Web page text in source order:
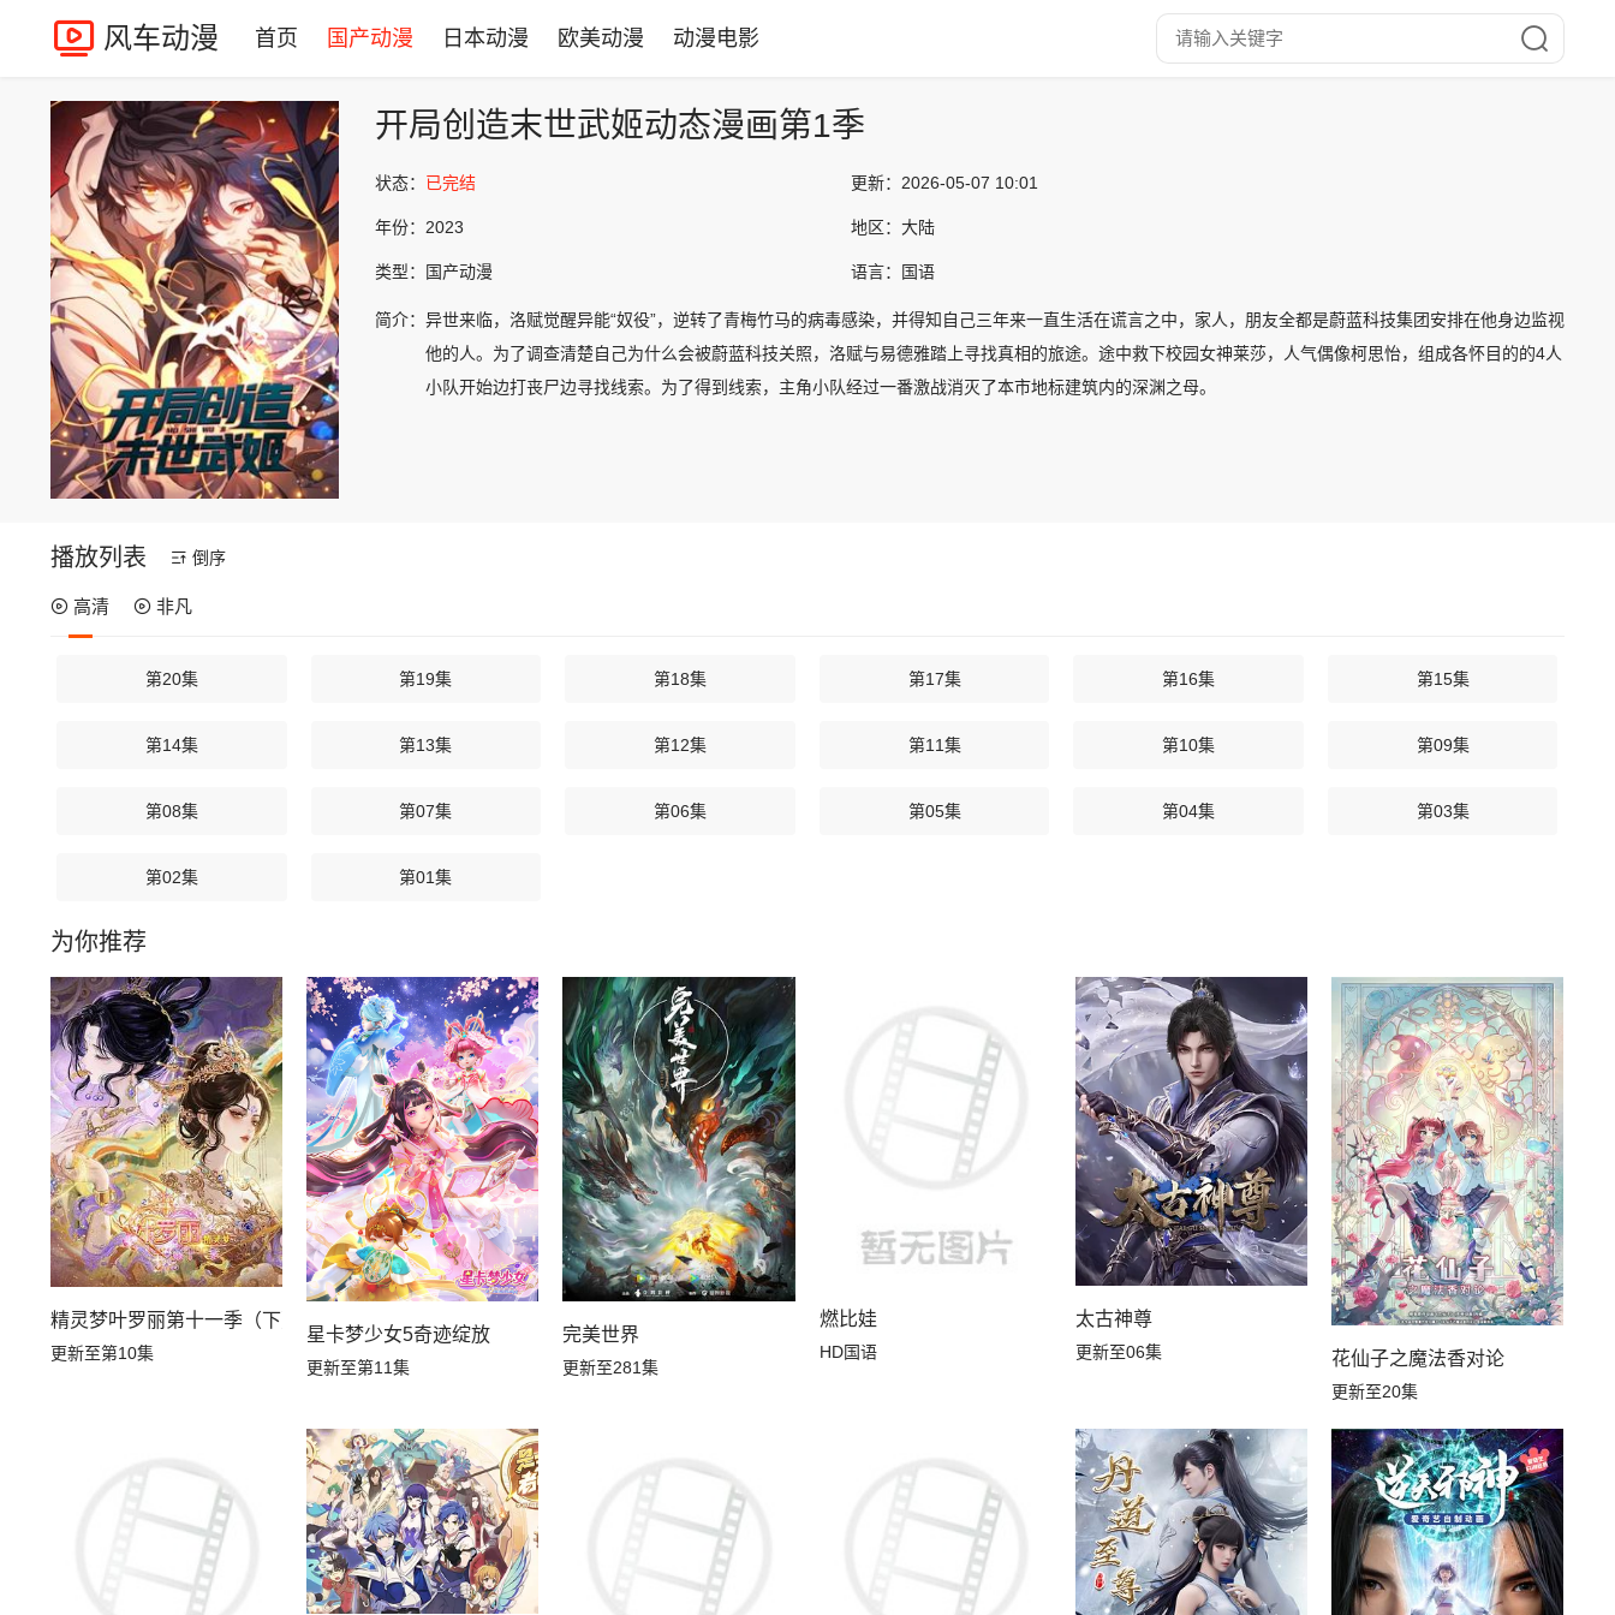
风车动漫 首页 国产动漫 日本动漫 欧美动漫 动漫电影
开局创造末世武姬动态漫画第1季
状态： 已完结 更新： 2026-05-07 10:01
年份： 2023 地区： 大陆
类型： 国产动漫 语言： 国语
简介： 异世来临，洛赋觉醒异能“奴役”，逆转了青梅竹马的病毒感染，并得知自己三年来一直生活在谎言之中，家人，朋友全都是蔚蓝科技集团安排在他身边监视
他的人。为了调查清楚自己为什么会被蔚蓝科技关照，洛赋与易德雅踏上寻找真相的旅途。途中救下校园女神莱莎，人气偶像柯思怡，组成各怀目的的4人
小队开始边打丧尸边寻找线索。为了得到线索，主角小队经过一番激战消灭了本市地标建筑内的深渊之母。
播放列表 倒序
高清 非凡
第20集 第19集 第18集 第17集 第16集 第15集
第14集 第13集 第12集 第11集 第10集 第09集
第08集 第07集 第06集 第05集 第04集 第03集
第02集 第01集
为你推荐
精灵梦叶罗丽第十一季（下）
更新至第10集
星卡梦少女5奇迹绽放
更新至第11集
完美世界
更新至281集
燃比娃
HD国语
太古神尊
更新至06集 花仙子之魔法香对论
更新至20集